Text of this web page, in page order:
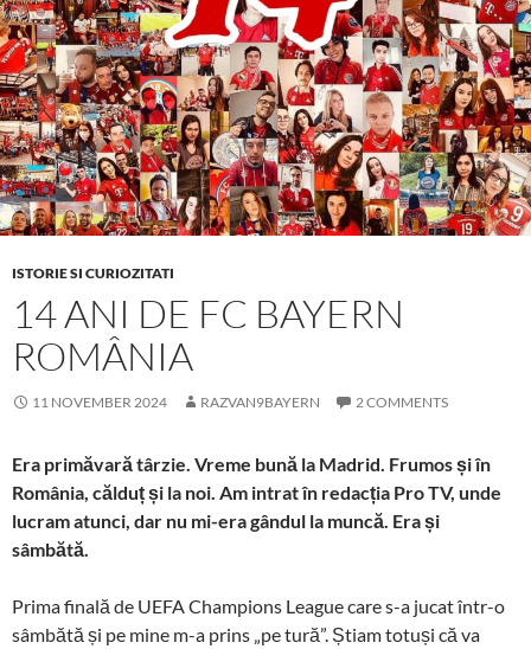
ISTORIE SI CURIOZITATI
14 ANI DE FC BAYERN
ROMÂNIA
11 NOVEMBER 2024 RAZVAN9BAYERN 2 COMMENTS
Era primăvară târzie. Vreme bună la Madrid. Frumos și în
România, călduț și la noi. Am intrat în redacția Pro TV, unde
lucram atunci, dar nu mi-era gândul la muncă. Era și
sâmbătă.
Prima finală de UEFA Champions League care s-a jucat într-o
sâmbătă și pe mine m-a prins „pe tură”. Știam totuși că va